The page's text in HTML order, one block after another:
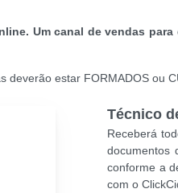
Um canal de vendas
estar FORMADOS ou
Técnico
Receberá
documentos
conforme a
com o